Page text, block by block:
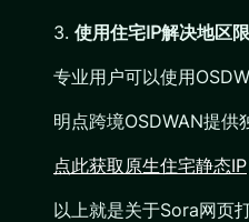
3. 使用住宅IP解决地区
专业用户可以使用
明点跨境OSDWAN提供
点此获取原生住宅静态IP
以上就是关于Sora网页